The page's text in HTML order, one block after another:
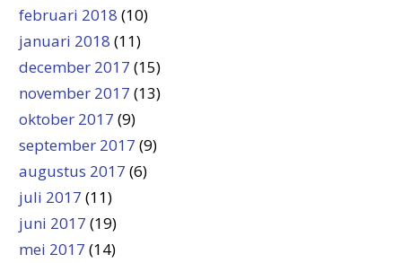
februari 2018 (10)
januari 2018 (11)
december 2017 (15)
november 2017 (13)
oktober 2017 (9)
september 2017 (9)
augustus 2017 (6)
juli 2017 (11)
juni 2017 (19)
mei 2017 (14)